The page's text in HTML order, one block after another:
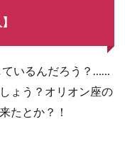
ているんだろう？……
ょう？オリオン座の
たとか？！